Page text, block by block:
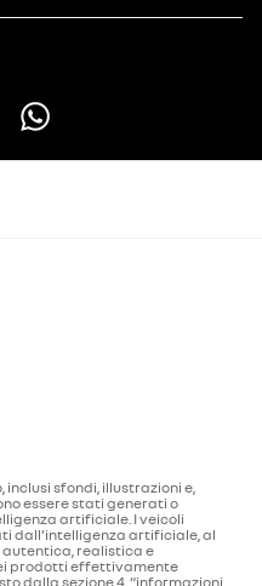
sfondi, illustrazioni e,
essere stati generati o
artificiale. I veicoli
dall’intelligenza artificiale, al
realistica e
prodotti effettivamente
dalla sezione 4. “informazioni